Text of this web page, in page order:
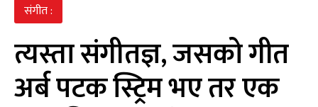
संगीत :
त्यस्ता संगीतज्ञ, जसको गीत
अर्ब पटक स्ट्रिम भए तर एक